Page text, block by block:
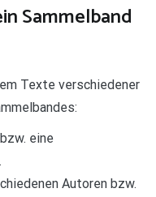
Sammelband
Texte verschiedener
eine
Autoren bzw.